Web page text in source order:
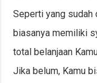
Seperti yang sudah
biasanya memiliki
total belanjaan
Jika belum, Kamu